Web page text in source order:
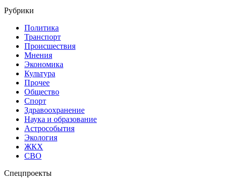
Рубрики
Политика
Транспорт
Происшествия
Мнения
Экономика
Культура
Прочее
Общество
Спорт
Здравоохранение
Наука и образование
Астрособытия
Экология
ЖКХ
СВО
Спецпроекты